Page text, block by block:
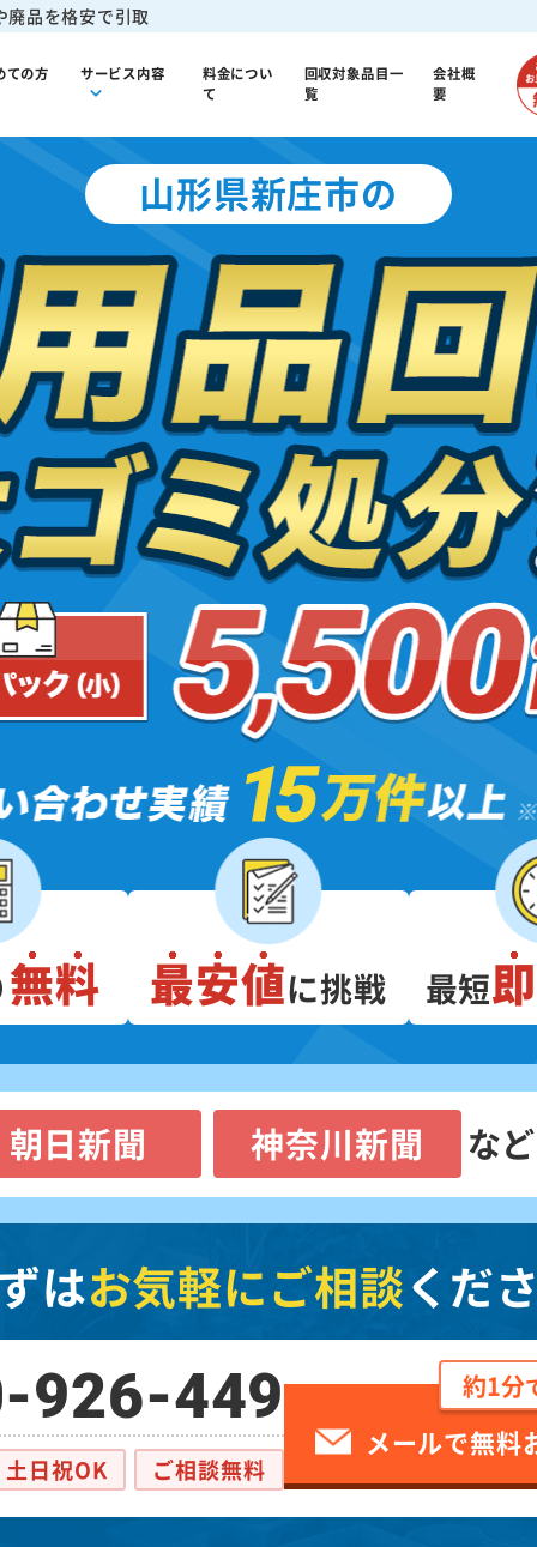
廃品を格安で引取
ての方 サービス内容
料金につい
て
回収対象品目一
覧
会社概
要
山形県新庄市の
無料 最安値に挑戦 最短
朝日新聞 神奈川新聞 な
はお気軽にご相談くだ
926-449
土日祝OK ご相談無料
約1分
メールで無料